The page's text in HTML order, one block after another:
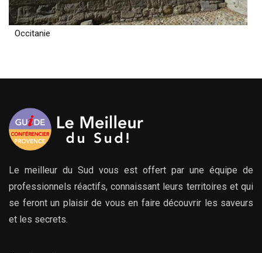
Occitanie
Le meilleur du Sud vous est offert par une équipe de
professionnels réactifs, connaissant leurs territoires et qui
se feront un plaisir de vous en faire découvrir les saveurs
et les secrets.